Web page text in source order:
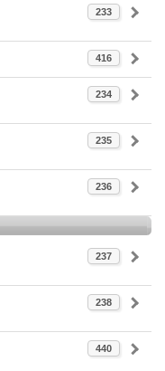
233
416
234
235
236
237
238
440